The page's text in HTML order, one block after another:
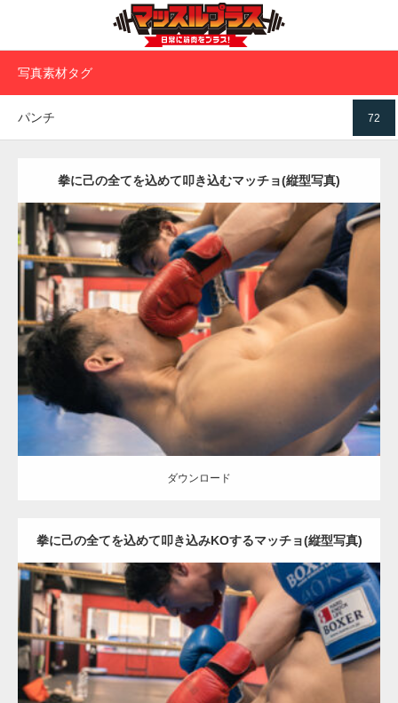
写真素材タグ
72
パンチ
拳に己の全てを込めて叩き込むマッチョ(縦型写真)
Update:2023.06.4
Category:ボクシングのマッチョ オレンジの人 SOSUKE
外資系筋肉
肩 殴られマッチョ 闘うマッチョ 高田馬場（東京）
ダウンロード
ダウンロード
拳に己の全てを込めて叩き込みKOするマッチョ(縦型写真)
Update:2023.06.4
Category:ボクシングのマッチョ オレンジの人 SOSUKE
外資系筋肉
肩 殴られマッチョ 闘うマッチョ 高田馬場（東京）